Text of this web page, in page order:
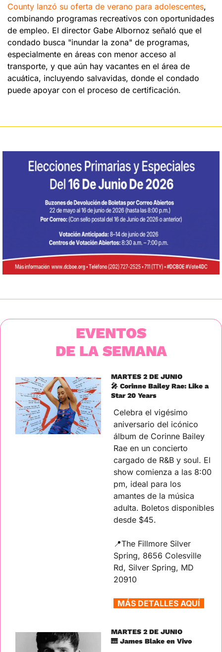
County lanzó su oferta de verano para adolescentes,
combinando programas recreativos con oportunidades
de empleo. El director Gabe Albornoz señaló que el
condado busca "inundar la zona" de programas,
especialmente en áreas con menor acceso al
transporte, y que aún hay vacantes en el área de
acuática, incluyendo salvavidas, donde el condado
puede apoyar con el proceso de certificación.
EVENTOS
DE LA SEMANA
MARTES 2 DE JUNIO
🎤 Corinne Bailey Rae: Like a
Star 20 Years
Celebra el vigésimo
aniversario del icónico
álbum de Corinne Bailey
Rae en un concierto
cargado de R&B y soul. El
show comienza a las 8:00
pm, ideal para los
amantes de la música
adulta. Boletos disponibles
desde $45.
📍The Fillmore Silver
Spring, 8656 Colesville
Rd, Silver Spring, MD
20910
  MÁS DETALLES AQUÍ
MARTES 2 DE JUNIO
🎹 James Blake en Vivo